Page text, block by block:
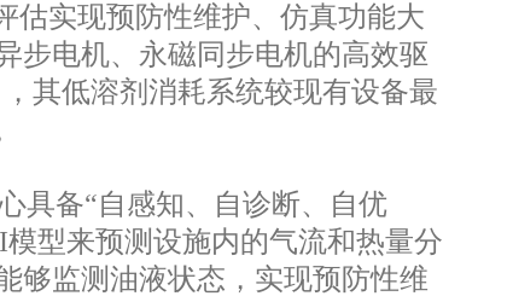
估实现预防性维护、仿真功能大
步电机、永磁同步电机的高效驱
其低溶剂消耗系统较现有设备最
具备“自感知、自诊断、自优
型来预测设施内的气流和热量分
够监测油液状态，实现预防性维